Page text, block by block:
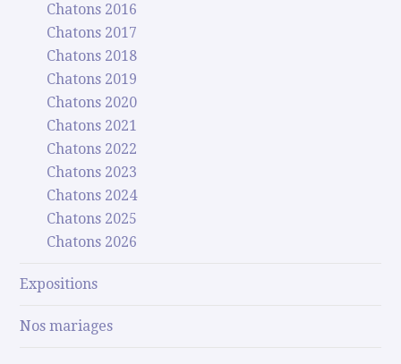
Chatons 2016
Chatons 2017
Chatons 2018
Chatons 2019
Chatons 2020
Chatons 2021
Chatons 2022
Chatons 2023
Chatons 2024
Chatons 2025
Chatons 2026
Expositions
Nos mariages